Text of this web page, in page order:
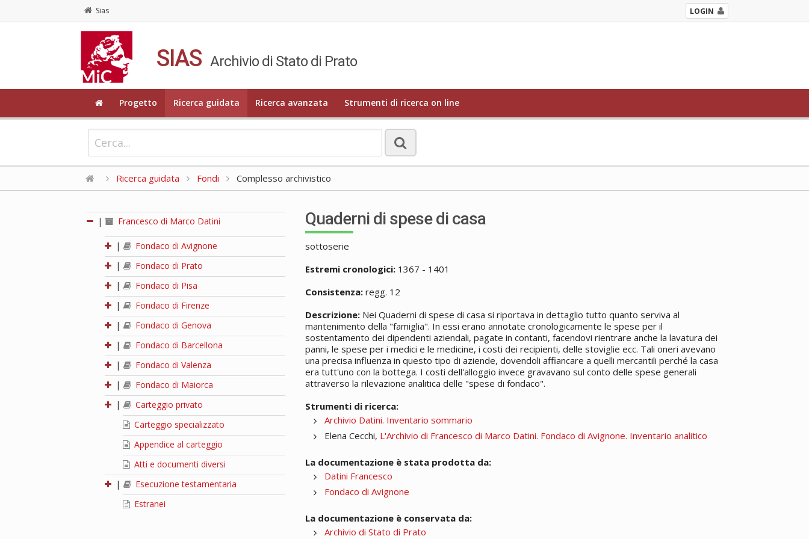
Sias LOGIN
SIAS Archivio di Stato di Prato
Progetto Ricerca guidata Ricerca avanzata Strumenti di ricerca on line
Ricerca guidata Fondi Complesso archivistico
| Francesco di Marco Datini
|
Fondaco di Avignone
|
Fondaco di Prato
|
Fondaco di Pisa
|
Fondaco di Firenze
|
Fondaco di Genova
|
Fondaco di Barcellona
|
Fondaco di Valenza
|
Fondaco di Maiorca
|
Carteggio privato
Carteggio specializzato
Appendice al carteggio
Atti e documenti diversi
|
Esecuzione testamentaria
Estranei
Quaderni di spese di casa
sottoserie
Estremi cronologici: 1367 - 1401
Consistenza: regg. 12
Descrizione: Nei Quaderni di spese di casa si riportava in dettaglio tutto quanto serviva al
mantenimento della "famiglia". In essi erano annotate cronologicamente le spese per il
sostentamento dei dipendenti aziendali, pagate in contanti, facendovi rientrare anche la lavatura dei
panni, le spese per i medici e le medicine, i costi dei recipienti, delle stoviglie ecc. Tali oneri avevano
una precisa influenza in questo tipo di aziende, dovendoli affiancare a quelli mercantili perché la casa
era tutt'uno con la bottega. I costi dell'alloggio invece gravavano sul conto delle spese generali
attraverso la rilevazione analitica delle "spese di fondaco".
Strumenti di ricerca:
Archivio Datini. Inventario sommario
Elena Cecchi, L'Archivio di Francesco di Marco Datini. Fondaco di Avignone. Inventario analitico
La documentazione è stata prodotta da:
Datini Francesco
Fondaco di Avignone
La documentazione è conservata da:
Archivio di Stato di Prato